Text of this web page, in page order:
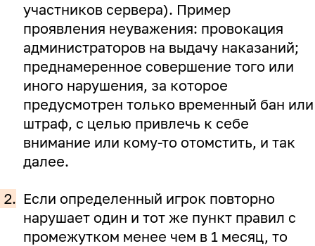
участников сервера). Пример
проявления неуважения: провокация
администраторов на выдачу наказаний;
преднамеренное совершение того или
иного нарушения, за которое
предусмотрен только временный бан или
штраф, с целью привлечь к себе
внимание или кому-то отомстить, и так
далее.
2. Если определенный игрок повторно
нарушает один и тот же пункт правил с
промежутком менее чем в 1 месяц, то